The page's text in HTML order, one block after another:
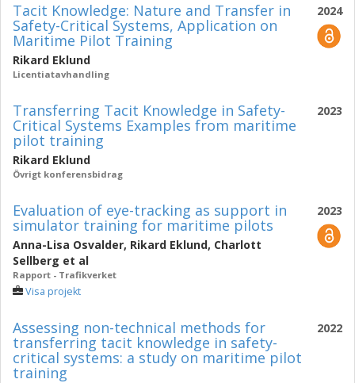
2024
Tacit Knowledge: Nature and Transfer in
Safety-Critical Systems, Application on
Maritime Pilot Training
Rikard Eklund
Licentiatavhandling
2023
Transferring Tacit Knowledge in Safety-
Critical Systems Examples from maritime
pilot training
Rikard Eklund
Övrigt konferensbidrag
2023
Evaluation of eye-tracking as support in
simulator training for maritime pilots
Anna-Lisa Osvalder, Rikard Eklund, Charlott
Sellberg et al
Rapport - Trafikverket
Visa projekt
2022
Assessing non-technical methods for
transferring tacit knowledge in safety-
critical systems: a study on maritime pilot
training